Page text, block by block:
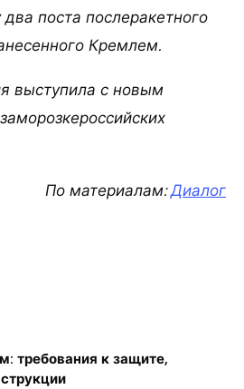
поста послеракетного
Кремлем.
выступила с новым
По материалам:Диалог
требования к защите,